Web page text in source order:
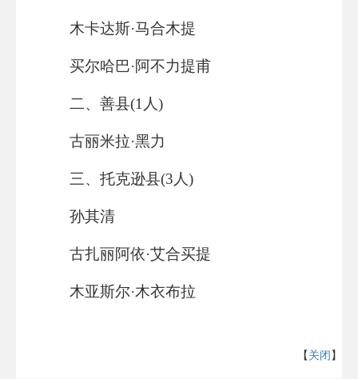
木卡达斯·马合木提
买尔哈巴·阿不力提甫
二、善县(1人)
古丽米拉·黑力
三、托克逊县(3人)
孙其清
古扎丽阿依·艾合买提
木亚斯尔·木衣布拉
【关闭】